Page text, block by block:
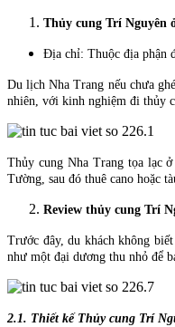
Thủy cung Trí Nguyên
Địa chỉ: Thuộc địa phận
Du lịch Nha Trang nếu chưa
nhiên, với kinh nghiệm đi thủy
Thủy cung Nha Trang tọa lạc
Tường, sau đó thuê cano hoặc
Review thủy cung Trí
Trước đây, du khách không
như một đại dương thu nhỏ để
2.1. Thiết kế Thủy cung Trí